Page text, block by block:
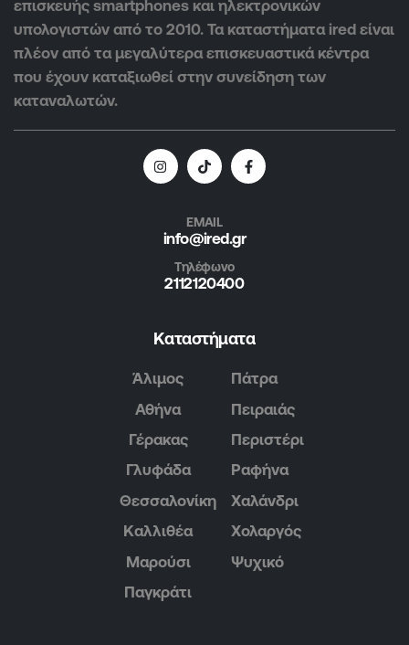
επισκευής smartphones και ηλεκτρονικών
υπολογιστών από το 2010. Τα καταστήματα ired είναι
πλέον από τα μεγαλύτερα επισκευαστικά κέντρα
που έχουν καταξιωθεί στην συνείδηση των
καταναλωτών.
EMAIL
info@ired.gr
Τηλέφωνο
2112120400
Καταστήματα
Άλιμος
Αθήνα
Γέρακας
Γλυφάδα
Θεσσαλονίκη
Καλλιθέα
Μαρούσι
Παγκράτι
Πάτρα
Πειραιάς
Περιστέρι
Ραφήνα
Χαλάνδρι
Χολαργός
Ψυχικό